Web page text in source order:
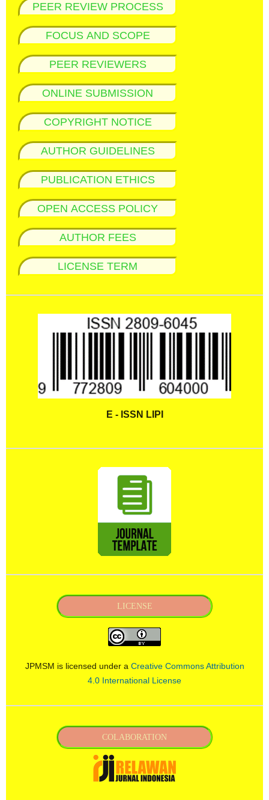
PEER REVIEW PROCESS
FOCUS AND SCOPE
PEER REVIEWERS
ONLINE SUBMISSION
COPYRIGHT NOTICE
AUTHOR GUIDELINES
PUBLICATION ETHICS
OPEN ACCESS POLICY
AUTHOR FEES
LICENSE TERM
E - ISSN LIPI
LICENSE
JPMSM is licensed under a Creative Commons Attribution
4.0 International License
COLABORATION